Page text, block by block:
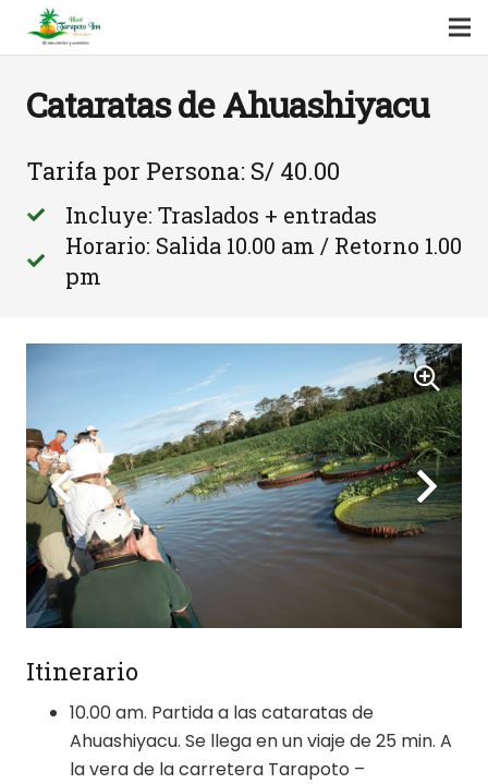
Cataratas de Ahuashiyacu
Tarifa por Persona: S/ 40.00
Incluye: Traslados + entradas
Horario: Salida 10.00 am / Retorno 1.00
pm
Itinerario
10.00 am. Partida a las cataratas de
Ahuashiyacu. Se llega en un viaje de 25 min. A
la vera de la carretera Tarapoto –